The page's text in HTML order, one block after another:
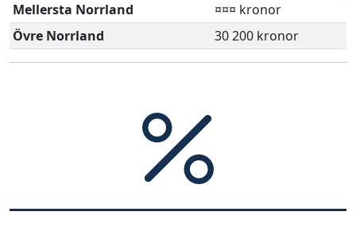
Mellersta Norrland
¤¤¤ kronor
Övre Norrland
30 200 kronor